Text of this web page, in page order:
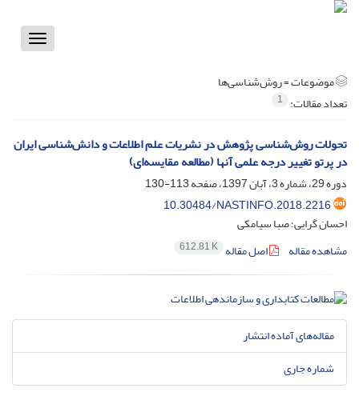
Toggle
موضوعات =روش‌شناسی‌ها
تعداد مقالات: 1
تحولات روش‌شناسی پژوهش‌ در نشریات علم اطلاعات و دانش‌‌شناسی ایران
در پرتو تغییر درجه علمی آنها (مطالعه مقایسه‌ای)
دوره 29، شماره 3، آبان 1397، صفحه
113-130
10.30484/NASTINFO.2018.2216
احسان گرایی؛ صبا سیامکی
مشاهده مقاله
اصل مقاله 612.81 K
مقاله‌های آماده انتشار
شماره جاری